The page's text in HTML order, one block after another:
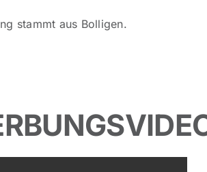
stammt aus Bolligen.